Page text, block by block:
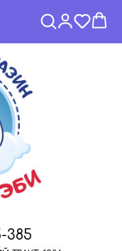
385